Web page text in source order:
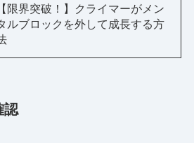
【限界突破！】クライマーがメン
ルブロックを外して成長する方
認